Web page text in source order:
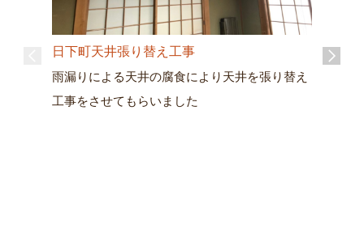
日下町天井張り替え工事
雨漏りによる天井の腐食により天井を張り替え
工事をさせてもらいました